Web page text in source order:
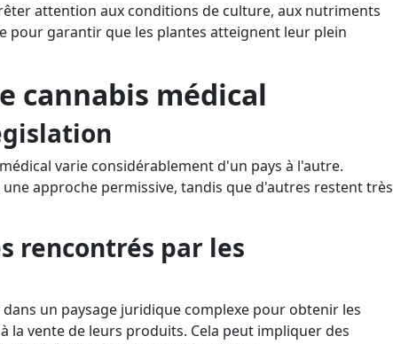
attention aux conditions de culture, aux nutriments
pour garantir que les plantes atteignent leur plein
cannabis médical
varie considérablement d'un pays à l'autre.
approche permissive, tandis que d'autres restent très
rencontrés par les
un paysage juridique complexe pour obtenir les
la vente de leurs produits. Cela peut impliquer des